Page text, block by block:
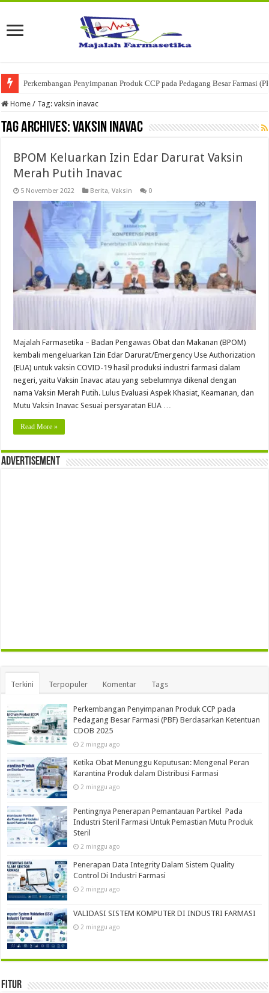
Perkembangan Penyimpanan Produk CCP pada Pedagang Besar Farmasi
Home / Tag:vaksin inavac
Tag Archives:vaksin inavac
BPOM Keluarkan Izin Edar Darurat Vaksin
Merah Putih Inavac
5 November 2022 Berita,Vaksin 0
Majalah Farmasetika – Badan Pengawas Obat dan Makanan (BPOM)
kembali mengeluarkan Izin Edar Darurat/Emergency Use Authorization
(EUA) untuk vaksin COVID-19 hasil produksi industri farmasi dalam
negeri, yaitu Vaksin Inavac atau yang sebelumnya dikenal dengan
nama Vaksin Merah Putih. Lulus Evaluasi Aspek Khasiat, Keamanan, dan
Mutu Vaksin Inavac Sesuai persyaratan EUA …
Read More »
Advertisement
Terkini Terpopuler Komentar Tags
Perkembangan Penyimpanan Produk CCP pada
Pedagang Besar Farmasi (PBF) Berdasarkan Ketentuan
CDOB 2025
2 minggu ago
Ketika Obat Menunggu Keputusan: Mengenal Peran
Karantina Produk dalam Distribusi Farmasi
2 minggu ago
Pentingnya Penerapan Pemantauan Partikel Pada
Industri Steril Farmasi Untuk Pemastian Mutu Produk
Steril
2 minggu ago
Penerapan Data Integrity Dalam Sistem Quality
Control Di Industri Farmasi
2 minggu ago
VALIDASI SISTEM KOMPUTER DI INDUSTRI FARMASI
2 minggu ago
Fitur